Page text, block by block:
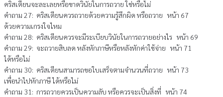
คริสเตียนจะละเลยหรือขาดวินัยในการถวาย ใช่หรือไม่
คำถาม 27: คริสเตียนควรถวายด้วยความรู้สึกผิด หรือถวาย หน้า 67
ด้วยความเกรงใจไหม
คำถาม 28: คริสเตียนควรจะมีระเบียบวินัยในการถวายอย่างไร หน้า 69
คำถาม 29: จะถวายสิบลด หลังหักภาษีหรือหลังหักค่าใช้จ่าย หน้า 71
ได้หรือไม่
คำถาม 30: คริสเตียนสามารถขอใบเสร็จตามจำนวนที่ถวาย หน้า 73
เพื่อนำไปหักภาษี ได้หรือไม่
คำถาม 31: การถวายควรเป็นความลับ หรือควรจะเป็นสิ่งที่ หน้า 74